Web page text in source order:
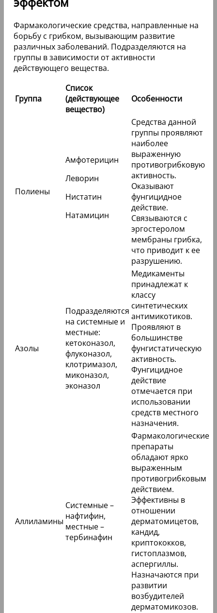
Фармакологические средства, направленные на
борьбу с грибком, вызывающим развитие
различных заболеваний. Подразделяются на
группы в зависимости от активности
действующего вещества.
Группа
Список
(действующее
вещество)
Особенности
Полиены
Амфотерицин
Леворин
Нистатин
Натамицин
Средства данной
группы проявляют
наиболее
выраженную
противогрибковую
активность.
Оказывают
фунгицидное
действие.
Связываются с
эргостеролом
мембраны грибка,
что приводит к ее
разрушению.
Азолы
Подразделяются
на системные и
местные:
кетоконазол,
флуконазол,
клотримазол,
миконазол,
эконазол
Медикаменты
принадлежат к
классу
синтетических
антимикотиков.
Проявляют в
большинстве
фунгистатическую
активность.
Фунгицидное
действие
отмечается при
использовании
средств местного
назначения.
Аллиламины
Системные –
нафтифин,
местные –
тербинафин
Фармакологические
препараты
обладают ярко
выраженным
противогрибковым
действием.
Эффективны в
отношении
дерматомицетов,
кандид,
криптококков,
гистоплазмов,
аспергиллы.
Назначаются при
развитии
возбудителей
дерматомикозов.